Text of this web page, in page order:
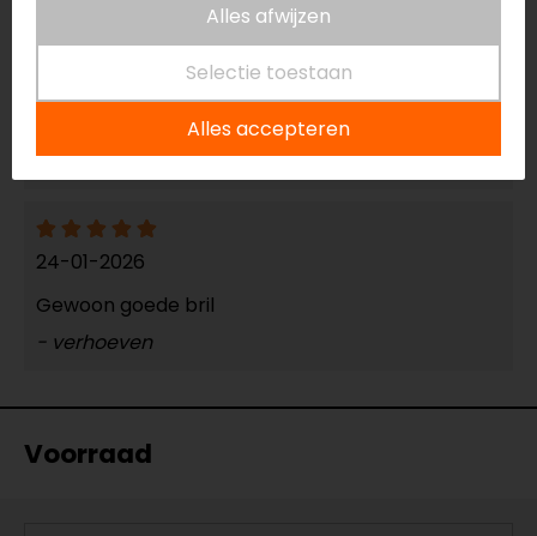
Goede kwaliteit met perfecte pasvorm
- Jobse
24-01-2026
Gewoon goede bril
- verhoeven
Voorraad
Alles afwijzen
Selectie toestaan
Alles accepteren